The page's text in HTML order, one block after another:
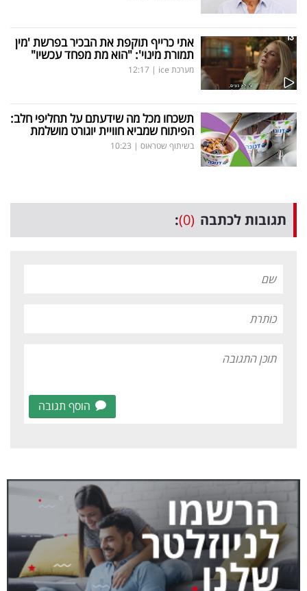
אתי כרייף תוקפת את הבכיר בפרשת 'מין
תמורת מינוי': "הוא מת מפחד עכשיו"
מערכת ice |
12:17
תשכחו מכל מה שידעתם על תחליפי חלב:
הפיתוח שמביא חוויית יוגורט מושלמת
בשיתוף שטראוס |
10:23
תגובות לכתבה (0)
:
הוסף תגובה